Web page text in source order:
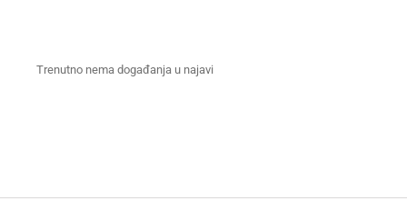
Trenutno nema događanja u najavi